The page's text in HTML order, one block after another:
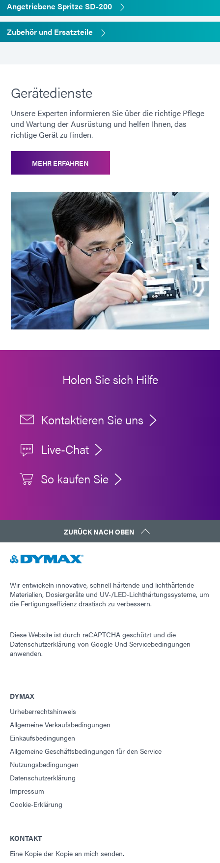
Angetriebene Spritze SD-200
Zubehör und Ersatzteile
Gerätedienste
Unsere Experten informieren Sie über die richtige Pflege
und Wartung der Ausrüstung und helfen Ihnen, das
richtige Gerät zu finden.
MEHR ERFAHREN
Holen Sie sich Hilfe
Kontaktieren Sie uns
Live-Chat
So kaufen Sie
ZURÜCK NACH OBEN
Wir entwickeln innovative, schnell härtende und lichthärtende
Materialien, Dosiergeräte und UV-/LED-Lichthärtungssysteme, um
die Fertigungseffizienz drastisch zu verbessern.
Diese Website ist durch reCAPTCHA geschützt und die
Datenschutzerklärung von Google Und Servicebedingungen
anwenden.
DYMAX
Urheberrechtshinweis
Allgemeine Verkaufsbedingungen
Einkaufsbedingungen
Allgemeine Geschäftsbedingungen für den Service
Nutzungsbedingungen
Datenschutzerklärung
Impressum
Cookie-Erklärung
KONTAKT
Eine Kopie der Kopie an mich senden.